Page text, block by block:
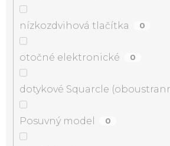
nízkozdvihová tlačítka 0
otočné elektronické 0
dotykové Squarcle
Posuvný model 0